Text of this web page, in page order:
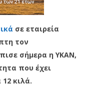
σε εταιρεία
τον
σήμερα η ΥΚΑΝ,
που έχει
κιλά.